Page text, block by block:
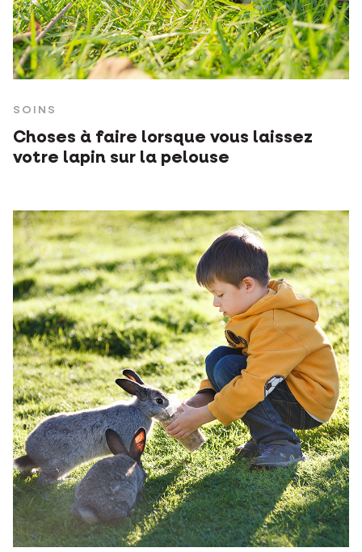
SOINS
Choses à faire lorsque vous laissez
votre lapin sur la pelouse